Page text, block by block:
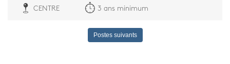
CENTRE 3 ans minimum